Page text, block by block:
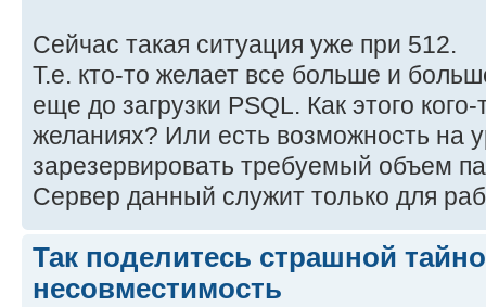
Сейчас такая ситуация уже при 512.
Т.е. кто-то желает все больше и
еще до загрузки PSQL. Как этого
желаниях? Или есть возможность на
зарезервировать требуемый объем
Сервер данный служит только для
Так поделитесь страшной
несовместимость